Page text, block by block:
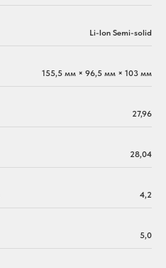
Li-Ion Semi-solid
155,5 мм × 96,5 мм × 103 мм
27,96
28,04
4,2
5,0